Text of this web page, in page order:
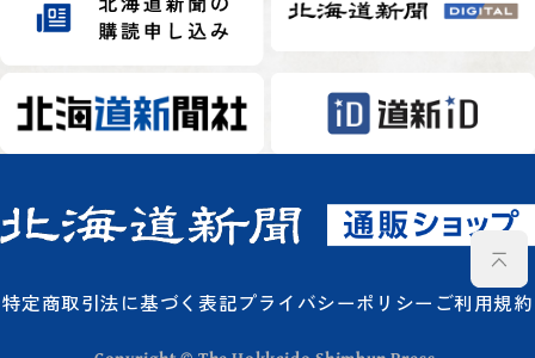
特定商取引法に基づく表記プライバシーポリシー ご利用規約